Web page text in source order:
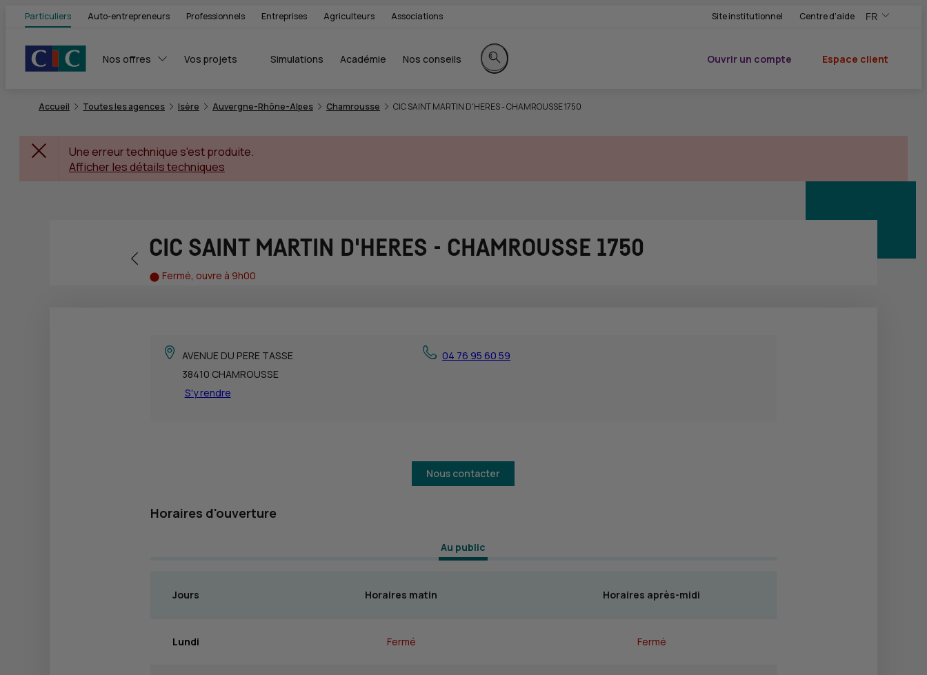
Particuliers Auto-entrepreneurs Professionnels Entreprises Agriculteurs Associations Site institutionnel Centre d'aide FR
,Version
,Changer de
Nos offres Vos projets Simulations Académie Nos conseils
Rechercher sur le site
Ouvrir un compte
Espace client
Accueil Toutes les agences Isère Auvergne-Rhône-Alpes Chamrousse CIC SAINT MARTIN D'HERES - CHAMROUSSE 1750
Une erreur technique s'est produite.
Afficher les détails techniques
Retour vers la page précédente
CIC SAINT MARTIN D'HERES - CHAMROUSSE 1750
Fermé, ouvre à 9h00
AVENUE DU PERE TASSE
38410 CHAMROUSSE
S'y rendre
04 76 95 60 59
Nous contacter
Horaires d'ouverture
Au public
Jours Horaires matin Horaires après-midi
Lundi Fermé Fermé